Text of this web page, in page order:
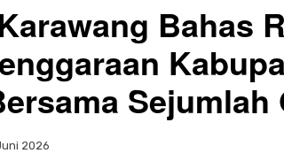
Bahas
Sejumlah
2026